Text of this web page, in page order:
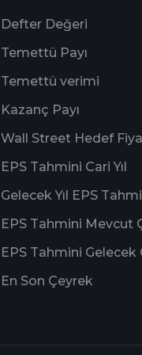
Defter Değeri
Temettü Payı
Temettü verimi
Kazanç Payı
Wall Street Hedef
EPS Tahmini Cari Yıl
Gelecek Yıl EPS
EPS Tahmini Mevcut
EPS Tahmini Gelecek
En Son Çeyrek